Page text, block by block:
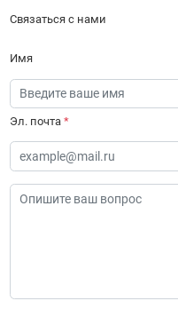
Связаться с нами
Имя
Эл. почта *